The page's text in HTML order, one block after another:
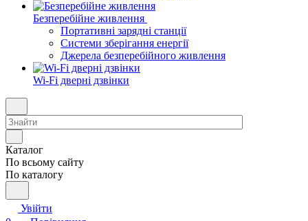
Безперебійне живлення
Портативні зарядні станції
Системи зберігання енергії
Джерела безперебійного живлення
Wi-Fi дверні дзвінки
Каталог
По всьому сайту
По каталогу
Увійти